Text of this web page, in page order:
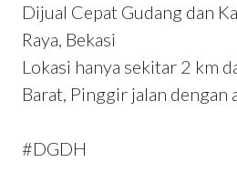
Dijual Cepat Gudang dan
Raya, Bekasi
Lokasi hanya sekitar 2 km
Barat, Pinggir jalan dengan
#DGDH